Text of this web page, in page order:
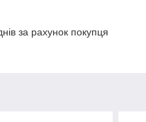
за рахунок покупця